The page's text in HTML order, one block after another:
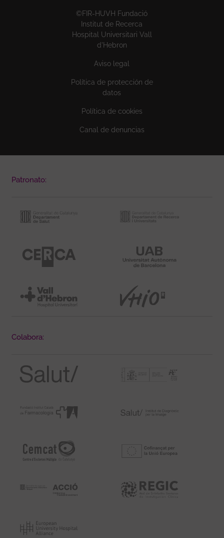
©FIR-HUVH Fundació
Institut de Recerca
Hospital Universitari Vall
d'Hebron
Aviso legal
Política de protección de
datos
Política de cookies
Canal de denuncias
Patronato:
Colabora: